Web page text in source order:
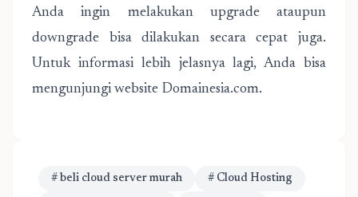
Anda ingin melakukan upgrade ataupun
downgrade bisa dilakukan secara cepat juga.
Untuk informasi lebih jelasnya lagi, Anda bisa
mengunjungi website Domainesia.com.
# beli cloud server murah # Cloud Hosting